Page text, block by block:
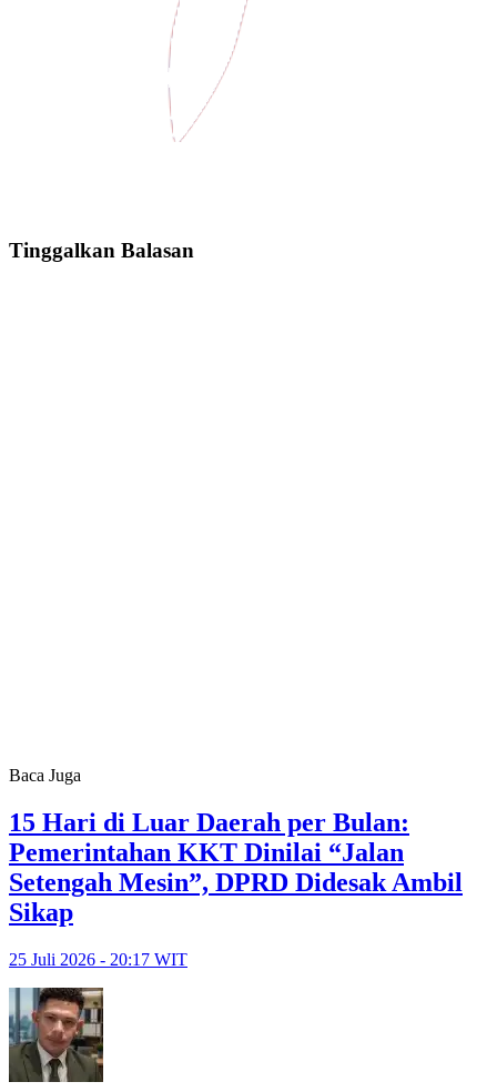
Tinggalkan Balasan
Baca Juga
15 Hari di Luar Daerah per Bulan:
Pemerintahan KKT Dinilai “Jalan
Setengah Mesin”, DPRD Didesak Ambil
Sikap
25 Juli 2026 - 20:17 WIT